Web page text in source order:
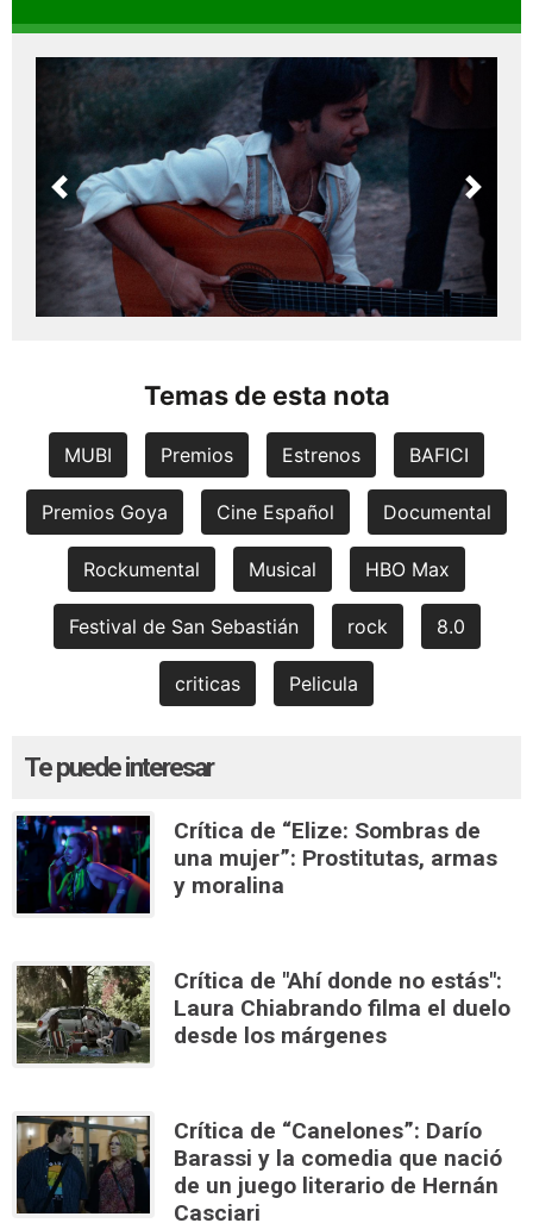
Previous Next
Temas de esta nota
MUBI Premios Estrenos BAFICI
Premios Goya Cine Español Documental
Rockumental Musical HBO Max
Festival de San Sebastián rock 8.0
criticas Pelicula
Te puede interesar
Crítica de “Elize: Sombras de
una mujer”: Prostitutas, armas
y moralina
Crítica de "Ahí donde no estás":
Laura Chiabrando filma el duelo
desde los márgenes
Crítica de “Canelones”: Darío
Barassi y la comedia que nació
de un juego literario de Hernán
Casciari